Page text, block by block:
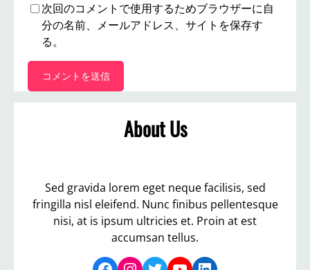
次回のコメントで使用するためブラウザーに自
分の名前、メールアドレス、サイトを保存す
る。
About Us
Sed gravida lorem eget neque facilisis, sed
fringilla nisl eleifend. Nunc finibus pellentesque
nisi, at is ipsum ultricies et. Proin at est
accumsan tellus.